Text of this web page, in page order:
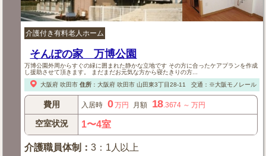
介護付き有料老人ホーム
そんぽの家 万博公園
万博公園外周からすぐの緑に囲まれた静かな立地です その方に合ったケアプランを作成
し援助させて頂きます。 まだまだお元気な方から寝たきりの方...
大阪府 吹田市 住所： 大阪府 吹田市山田東3丁目28-11 交通：※大阪モノレール「
費用 入居時 0万円 月額 18.3674 ～万円
空室状況 1〜4室
介護職員体制 ：3：1人以上